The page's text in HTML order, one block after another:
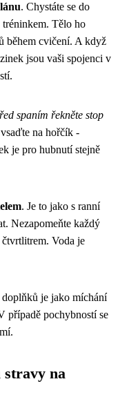
. Chystáte se do
Tělo ho
během cvičení. A když
jsou vaši spojenci v
spaním řekněte stop
na hořčík -
je pro hubnutí stejně
. Je to jako s ranní
Nezapomeňte každý
Voda je
je jako míchání
případě pochybností se
na